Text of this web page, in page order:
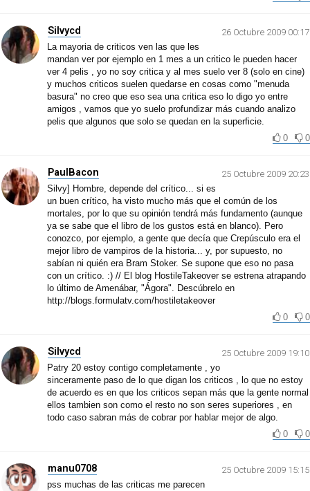
Silvycd
26 Octubre 2009 00:17
La mayoria de criticos ven las que les
mandan ver por ejemplo en 1 mes a un critico le pueden hacer
ver 4 pelis , yo no soy critica y al mes suelo ver 8 (solo en cine)
y muchos criticos suelen quedarse en cosas como "menuda
basura" no creo que eso sea una critica eso lo digo yo entre
amigos , vamos que yo suelo profundizar más cuando analizo
pelis que algunos que solo se quedan en la superficie.
0
0
PaulBacon
25 Octubre 2009 20:23
Silvy] Hombre, depende del crítico... si es
un buen crítico, ha visto mucho más que el común de los
mortales, por lo que su opinión tendrá más fundamento (aunque
ya se sabe que el libro de los gustos está en blanco). Pero
conozco, por ejemplo, a gente que decía que Crepúsculo era el
mejor libro de vampiros de la historia... y, por supuesto, no
sabían ni quién era Bram Stoker. Se supone que eso no pasa
con un crítico. :) // El blog HostileTakeover se estrena atrapando
lo último de Amenábar, "Ágora". Descúbrelo en
http://blogs.formulatv.com/hostiletakeover
0
0
Silvycd
25 Octubre 2009 19:10
Patry 20 estoy contigo completamente , yo
sinceramente paso de lo que digan los criticos , lo que no estoy
de acuerdo es en que los criticos sepan más que la gente normal
ellos tambien son como el resto no son seres superiores , en
todo caso sabran más de cobrar por hablar mejor de algo.
0
0
manu0708
25 Octubre 2009 15:15
pss muchas de las criticas me parecen